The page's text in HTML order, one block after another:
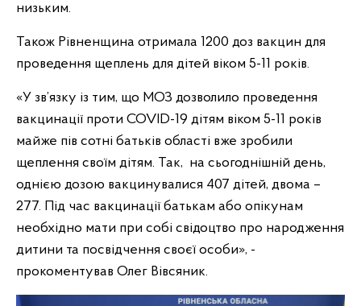
низьким.
Також Рівненщина отримала 1200 доз вакцин для
проведення щеплень для дітей віком 5-11 років.
«У зв’язку із тим, що МОЗ дозволило проведення
вакцинації проти COVID-19 дітям віком 5-11 років
майже пів сотні батьків області вже зробили
щеплення своїм дітям. Так, на сьогоднішній день,
однією дозою вакцинувалися 407 дітей, двома –
277. Під час вакцинації батькам або опікунам
необхідно мати при собі свідоцтво про народження
дитини та посвідчення своєї особи», -
прокоментував Олег Вівсяник.